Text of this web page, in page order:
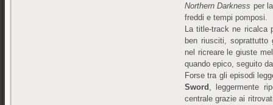
Northern Darkness per
freddi e tempi pomposi.
La title-track ne ricalca
ben riusciti, soprattutto
nel ricreare le giuste
quando epico, seguito
Forse tra gli episodi
Sword , leggermente
centrale grazie ai